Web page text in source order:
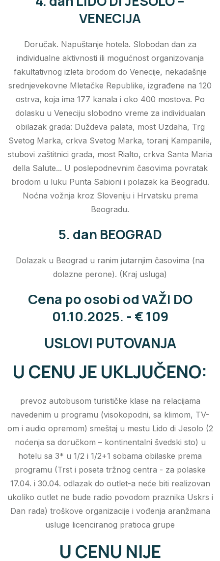
VENECIJA
Doručak. Napuštanje hotela. Slobodan dan za
individualne aktivnosti ili mogućnost organizovanja
fakultativnog izleta brodom do Venecije, nekadašnje
srednjevekovne Mletačke Republike, izgrađene na 120
ostrva, koja ima 177 kanala i oko 400 mostova. Po
dolasku u Veneciju slobodno vreme za individualan
obilazak grada: Duždeva palata, most Uzdaha, Trg
Svetog Marka, crkva Svetog Marka, toranj Kampanile,
stubovi zaštitnici grada, most Rialto, crkva Santa Maria
della Salute... U poslepodnevnim časovima povratak
brodom u luku Punta Sabioni i polazak ka Beogradu.
Noćna vožnja kroz Sloveniju i Hrvatsku prema
Beogradu.
5. dan BEOGRAD
Dolazak u Beograd u ranim jutarnjim časovima (na
dolazne perone). (Kraj usluga)
Cena po osobi od VAŽI DO
01.10.2025. - € 109
USLOVI PUTOVANJA
U CENU JE UKLJUČENO:
prevoz autobusom turističke klase na relacijama
navedenim u programu (visokopodni, sa klimom, TV-
om i audio opremom) smeštaj u mestu Lido di Jesolo (2
noćenja sa doručkom – kontinentalni švedski sto) u
hotelu sa 3* u 1/2 i 1/2+1 sobama obilaske prema
programu (Trst i poseta tržnog centra - za polaske
17.04. i 30.04. odlazak do outlet-a neće biti realizovan
ukoliko outlet ne bude radio povodom praznika Uskrs i
Dan rada) troškove organizacije i vođenja aranžmana
usluge licenciranog pratioca grupe
U CENU NIJE